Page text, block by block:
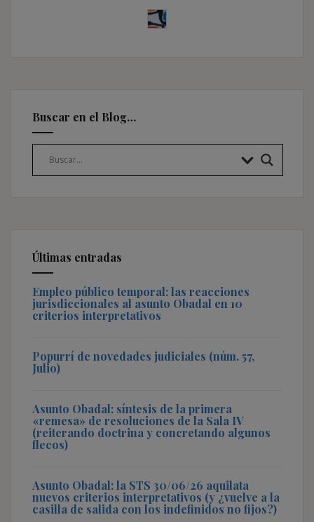
Buscar en el Blog…
Últimas entradas
Empleo público temporal: las reacciones
jurisdiccionales al asunto Obadal en 10
criterios interpretativos
Popurrí de novedades judiciales (núm. 57,
Julio)
Asunto Obadal: síntesis de la primera
«remesa» de resoluciones de la Sala IV
(reiterando doctrina y concretando algunos
flecos)
Asunto Obadal: la STS 30/06/26 aquilata
nuevos criterios interpretativos (y ¿vuelve a la
casilla de salida con los indefinidos no fijos?)